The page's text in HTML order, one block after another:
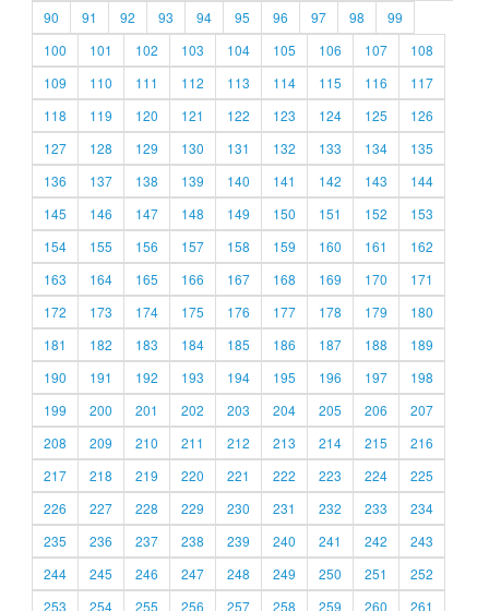
90
91 92 93 94 95 96 97 98
99
100
101 102 103 104 105 106 107
108
109
110 111 112 113 114 115 116
117
118
119 120 121 122 123 124 125
126
127
128 129 130 131 132 133 134
135
136
137 138 139 140 141 142 143
144
145
146 147 148 149 150 151 152
153
154
155 156 157 158 159 160 161
162
163
164 165 166 167 168 169 170
171
172
173 174 175 176 177 178 179
180
181
182 183 184 185 186 187 188
189
190
191 192 193 194 195 196 197
198
199
200 201 202 203 204 205 206
207
208
209 210 211 212 213 214 215
216
217
218 219 220 221 222 223 224
225
226
227 228 229 230 231 232 233
234
235
236 237 238 239 240 241 242
243
244
245 246 247 248 249 250 251
252
253
254 255 256 257 258 259 260
261